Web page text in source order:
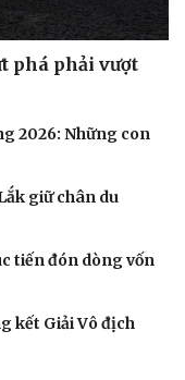
phá phải vượt
2026: Những con
giữ chân du
tiến đón dòng vốn
kết Giải Vô địch